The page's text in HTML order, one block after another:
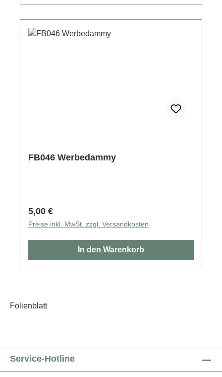
FB046 Werbedammy
Regulärer Preis:
5,00 €
Preise inkl. MwSt. zzgl. Versandkosten
In den Warenkorb
Folienblatt
Service-Hotline